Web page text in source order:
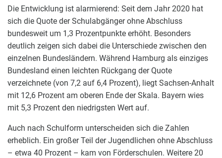
Die Entwicklung ist alarmierend: Seit dem Jahr 2020 hat
sich die Quote der Schulabgänger ohne Abschluss
bundesweit um 1,3 Prozentpunkte erhöht. Besonders
deutlich zeigen sich dabei die Unterschiede zwischen den
einzelnen Bundesländern. Während Hamburg als einziges
Bundesland einen leichten Rückgang der Quote
verzeichnete (von 7,2 auf 6,4 Prozent), liegt Sachsen-Anhalt
mit 12,6 Prozent am oberen Ende der Skala. Bayern wies
mit 5,3 Prozent den niedrigsten Wert auf.
Auch nach Schulform unterscheiden sich die Zahlen
erheblich. Ein großer Teil der Jugendlichen ohne Abschluss
– etwa 40 Prozent – kam von Förderschulen. Weitere 20